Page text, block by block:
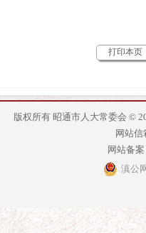
打印本页
版权所有 昭通市人大常委会 ©
网站信
网站备
滇公